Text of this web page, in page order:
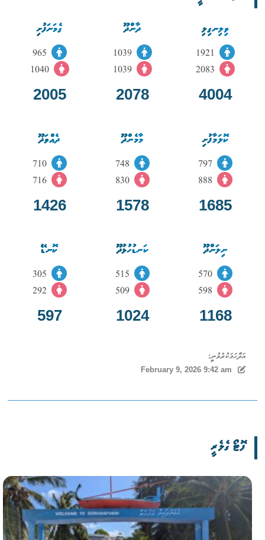
ވިލިނގިލި
1921
2083
4004
ދާންދޫ
1039
1039
2078
ގެމަނަފުށި
1040
2005
ކޮލަމާފުށި
797
888
1685
މާމެންދޫ
748
830
1578
ދެއްވަދޫ
710
716
1426
ނިލަންދޫ
570
598
1168
ކަނޑުހުޅުދޫ
515
509
1024
ކޮނޑޭ
292
597
އަދާހަމަކުރެވުނީ:
February 9, 2026 9:42 am
ފޮޓޯ ގެލެރީ